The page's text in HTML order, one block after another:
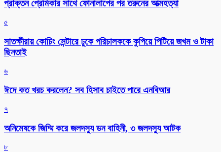
প্রাক্তন প্রেমিকার সাথে ফোনালাপের পর তরুনের আত্মহত্যা
৫
সাতক্ষীরায় কোচিং সেন্টারে ঢুকে পরিচালককে কুপিয়ে পিটিয়ে জখম ও টাকা
ছিনতাই
৬
ঈদে কত খরচ করলেন? সব হিসাব চাইতে পারে এনবিআর
৭
অনিমেষকে জিম্মি করে জলদস্যু ডন বাহিনী, ৩ জলদস্যু আটক
৮